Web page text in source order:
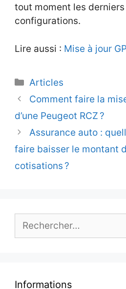
tout moment les
configurations.
Lire aussi : Mise à jour
Catégories
Articles
Comment faire la
d’une Peugeot RCZ ?
Assurance auto :
faire baisser le montant
cotisations ?
Informations